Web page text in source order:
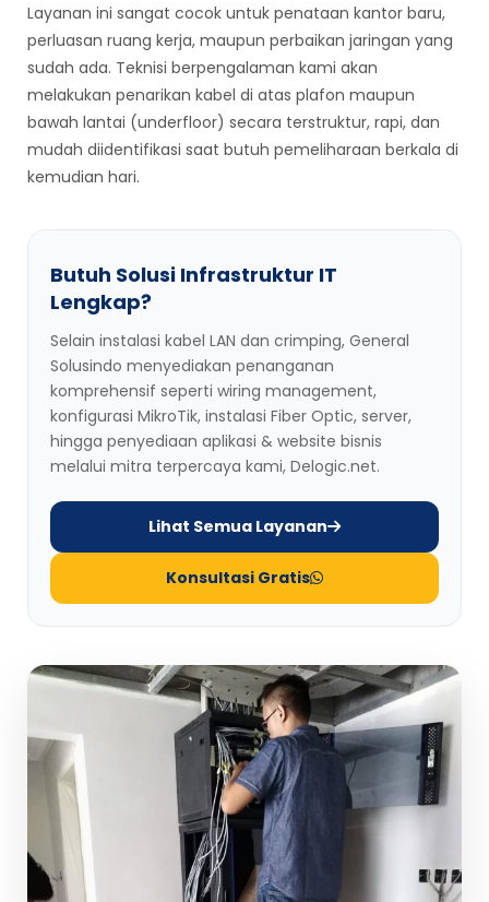
Layanan ini sangat cocok untuk penataan kantor baru,
perluasan ruang kerja, maupun perbaikan jaringan yang
sudah ada. Teknisi berpengalaman kami akan
melakukan penarikan kabel di atas plafon maupun
bawah lantai (underfloor) secara terstruktur, rapi, dan
mudah diidentifikasi saat butuh pemeliharaan berkala di
kemudian hari.
Butuh Solusi Infrastruktur IT
Lengkap?
Selain instalasi kabel LAN dan crimping, General
Solusindo menyediakan penanganan
komprehensif seperti wiring management,
konfigurasi MikroTik, instalasi Fiber Optic, server,
hingga penyediaan aplikasi & website bisnis
melalui mitra terpercaya kami, Delogic.net.
Lihat Semua Layanan
Konsultasi Gratis